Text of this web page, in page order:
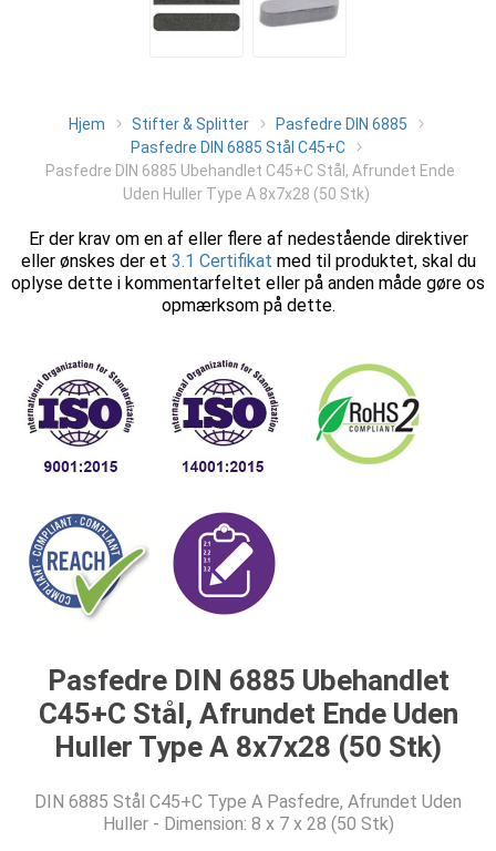
Hjem Stifter & Splitter
Pasfedre DIN 6885
Pasfedre DIN 6885 Stål C45+C
Pasfedre DIN 6885 Ubehandlet C45+C Stål, Afrundet Ende
Uden Huller Type A 8x7x28 (50 Stk)
Er der krav om en af eller flere af nedestående direktiver
eller ønskes der et 3.1 Certifikat med til produktet, skal du
oplyse dette i kommentarfeltet eller på anden måde gøre os
opmærksom på dette.
Pasfedre DIN 6885 Ubehandlet
C45+C Stål, Afrundet Ende Uden
Huller Type A 8x7x28 (50 Stk)
DIN 6885 Stål C45+C Type A Pasfedre, Afrundet Uden
Huller - Dimension: 8 x 7 x 28 (50 Stk)